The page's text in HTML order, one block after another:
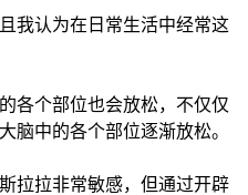
我认为在日常生活中经常这
各个部位也会放松，不仅仅
脑中的各个部位逐渐放松。
拉拉非常敏感，但通过开辟